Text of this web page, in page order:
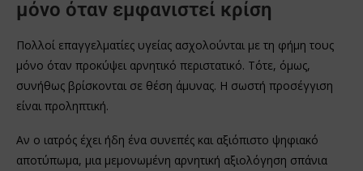
μόνο όταν εμφανιστεί κρίση
Πολλοί επαγγελματίες υγείας ασχολούνται με τη φήμη τους
μόνο όταν προκύψει αρνητικό περιστατικό. Τότε, όμως,
συνήθως βρίσκονται σε θέση άμυνας. Η σωστή προσέγγιση
είναι προληπτική.
Αν ο ιατρός έχει ήδη ένα συνεπές και αξιόπιστο ψηφιακό
αποτύπωμα, μια μεμονωμένη αρνητική αξιολόγηση σπάνια